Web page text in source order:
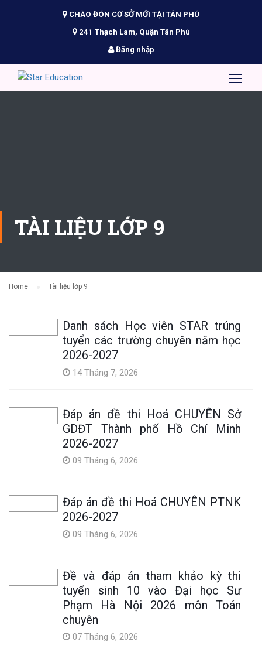
CHÀO ĐÓN CƠ SỞ MỚI TẠI TÂN PHÚ
241 Thạch Lam, Quận Tân Phú
Đăng nhập
TÀI LIỆU LỚP 9
Home Tài liệu lớp 9
Danh sách Học viên STAR trúng
tuyển các trường chuyên năm học
2026-2027
14 Tháng 7, 2026
Đáp án đề thi Hoá CHUYÊN Sở
GDĐT Thành phố Hồ Chí Minh
2026-2027
09 Tháng 6, 2026
Đáp án đề thi Hoá CHUYÊN PTNK
2026-2027
09 Tháng 6, 2026
Đề và đáp án tham khảo kỳ thi
tuyển sinh 10 vào Đại học Sư
Phạm Hà Nội 2026 môn Toán
chuyên
07 Tháng 6, 2026